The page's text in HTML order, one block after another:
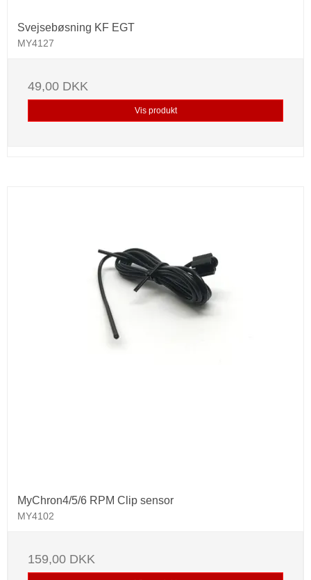
Svejsebøsning KF EGT
MY4127
49,00 DKK
Vis produkt
MyChron4/5/6 RPM Clip sensor
MY4102
159,00 DKK